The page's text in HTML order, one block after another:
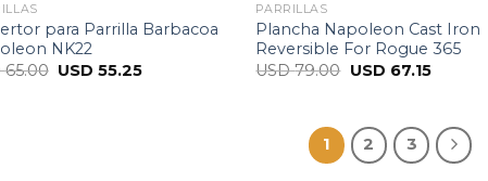
para Parrilla Barbacoa
NK22
65.00 USD55.25
PARRILLAS
Plancha Napoleon Cast Iron
Reversible For Rogue 365
USD79.00 USD 67.15
1 2 3